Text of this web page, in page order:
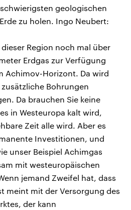
geologischen
zu holen. Ingo Neubert:
Region noch mal über
Erdgas zur Verfügung
Achimov-Horizont. Da wird
Bohrungen
Da brauchen Sie keine
in Westeuropa kalt wird,
Zeit alle wird. Aber es
Investitionen, und
unser Beispiel Achimgas
mit westeuropäischen
jemand Zweifel hat, dass
meint mit der Versorgung des
der kann